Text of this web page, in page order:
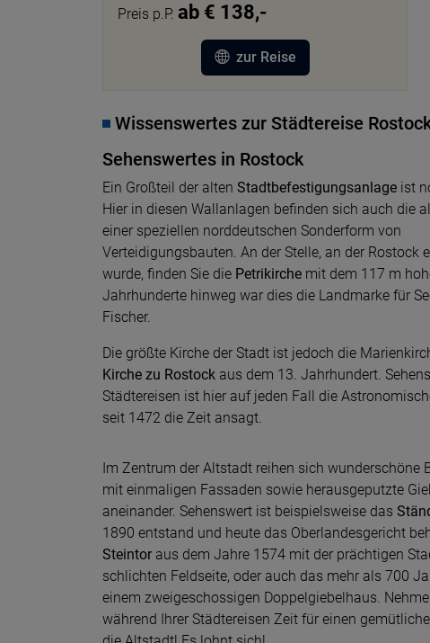
Preis p.P. ab € 138,-
zur Reise
Wissenswertes zur Städtereise
Sehenswertes in Rostock
Ein Großteil der alten Stadtbefestigungsanlage ist
Hier in diesen Wallanlagen befinden sich auch die
einer speziellen norddeutschen Sonderform von
Verteidigungsbauten. An der Stelle, an der Rostock
wurde, finden Sie die Petrikirche mit dem 117 m
Jahrhunderte hinweg war dies die Landmarke für
Fischer.
Die größte Kirche der Stadt ist jedoch die
Kirche zu Rostock aus dem 13. Jahrhundert.
Städtereisen ist hier auf jeden Fall die
seit 1472 die Zeit ansagt.
Im Zentrum der Altstadt reihen sich wunderschöne
mit einmaligen Fassaden sowie herausgeputzte
aneinander. Sehenswert ist beispielsweise das
1890 entstand und heute das Oberlandesgericht
Steintor aus dem Jahre 1574 mit der prächtigen
schlichten Feldseite, oder auch das mehr als 700
einem zweigeschossigen Doppelgiebelhaus.
während Ihrer Städtereisen Zeit für einen